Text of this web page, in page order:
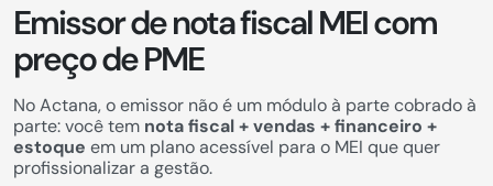
Emissor de nota fiscal MEI com
preço de PME
No Actana, o emissor não é um módulo à parte cobrado à
parte: você tem nota fiscal + vendas + financeiro +
estoque em um plano acessível para o MEI que quer
profissionalizar a gestão.